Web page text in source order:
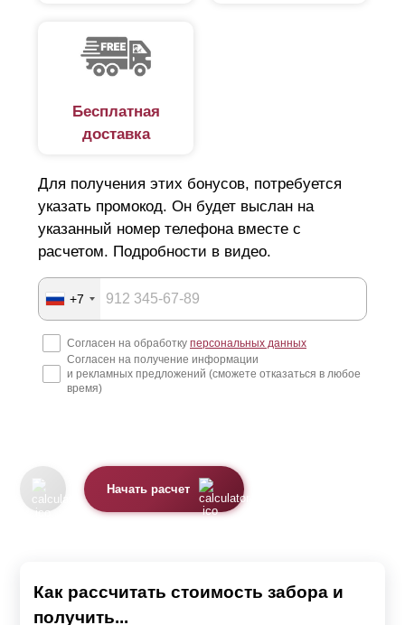
Бесплатная
доставка
Для получения этих бонусов, потребуется
указать промокод. Он будет выслан на
указанный номер телефона вместе с
расчетом. Подробности в видео.
+7
Согласен на обработку персональных данных
Согласен на получение информации
и рекламных предложений (сможете отказаться в любое
время)
Начать расчет
Как рассчитать стоимость забора и
получить...